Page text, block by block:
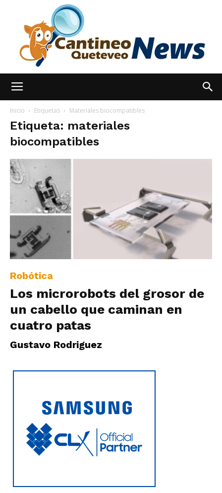
|
Inicio Etiquetas Materiales biocompatibles
Etiqueta: materiales
biocompatibles
Robótica
Los microrobots del grosor de
un cabello que caminan en
cuatro patas
Gustavo Rodriguez